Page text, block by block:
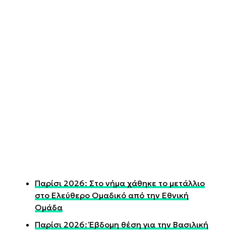
Παρίσι 2026: Στο νήμα χάθηκε το μετάλλιο
στο Ελεύθερο Ομαδικό από την Εθνική
Ομάδα
Παρίσι 2026: Έβδομη θέση για την Βασιλική